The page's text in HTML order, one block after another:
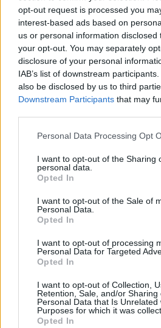
opt-out request is processed you
interest-based ads based on
us or personal information
your opt-out. You may separately
disclosure of your personal
IAB’s list of downstream
also be disclosed by us to third
Downstream Participants that may
Personal Data Processing Opt
I want to opt-out of the Sharing
personal data.
Opted In
I want to opt-out of the Sale of
Personal Data.
Opted In
I want to opt-out of processing
Personal Data for Targeted
Opted In
I want to opt-out of Collection,
Retention, Sale, and/or Sharing
Personal Data that Is Unrelated
Purposes for which it was
Opted In
Nei 10 punti è ribadito come la
Reggiano sia “tratto fondamentale
riferimento identitario della
del Marchio di Montagna istituito dal
Reggiano, dei progetti dedicati come
contrastare il declino demografico.
assessore alla cultura del Comune di
anni ha coordinato i lavori della
montanara. Da qui l’impegno a
pubblico vasto e differenziato a
l’Appennino”.
Sabato 31 luglio alle ore 9.30 in
Coordinamento della Riserva di
emiliano, Parco nazionale
Reggiano, diversi enti pubblici e